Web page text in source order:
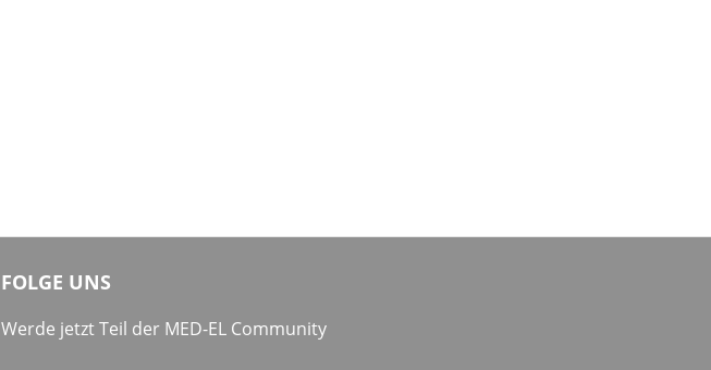
FOLGE UNS
Werde jetzt Teil der MED-EL Community